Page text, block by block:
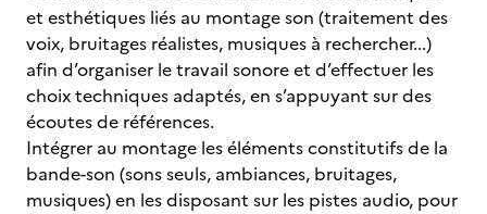
et esthétiques liés au montage son (traitement des
voix, bruitages réalistes, musiques à rechercher...)
afin d’organiser le travail sonore et d’effectuer les
choix techniques adaptés, en s’appuyant sur des
écoutes de références.
Intégrer au montage les éléments constitutifs de la
bande-son (sons seuls, ambiances, bruitages,
musiques) en les disposant sur les pistes audio, pour